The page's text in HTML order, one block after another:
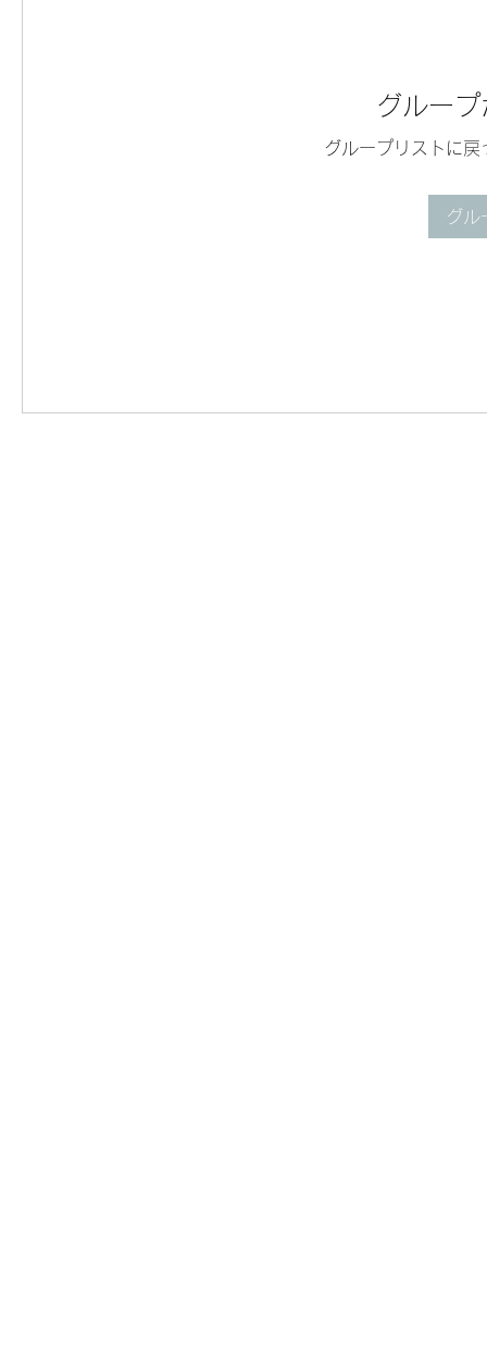
グルー
グループリストに
グル